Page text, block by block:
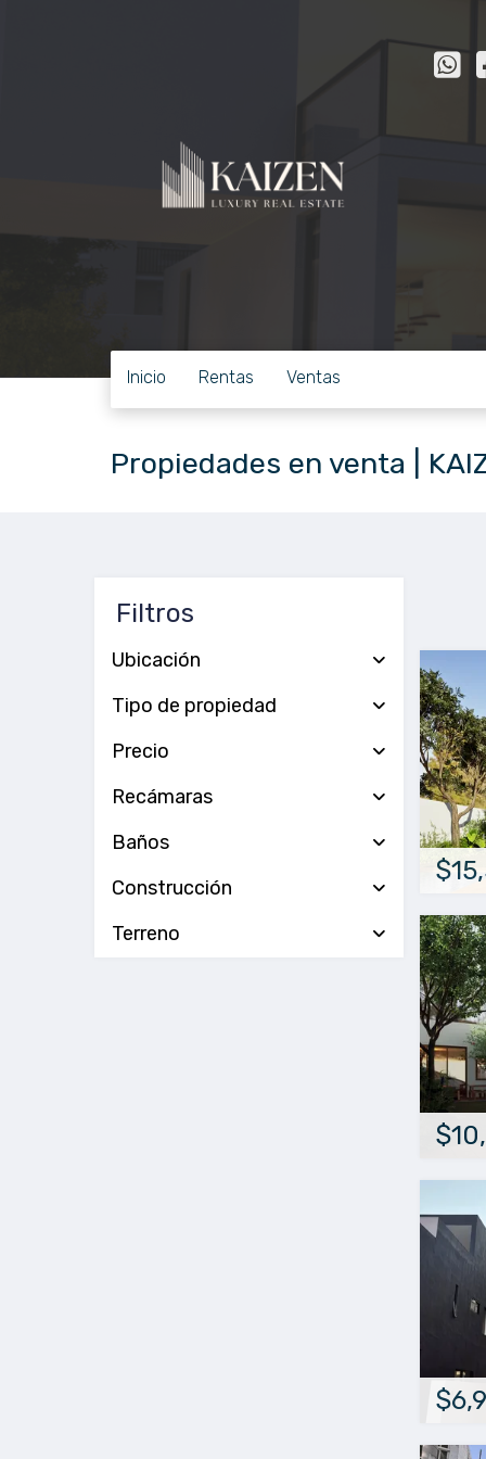
Inicio Rentas Ventas
Propiedades en venta |
Filtros
Ubicación
Tipo de propiedad
Precio
Recámaras
Baños
Construcción
Terreno